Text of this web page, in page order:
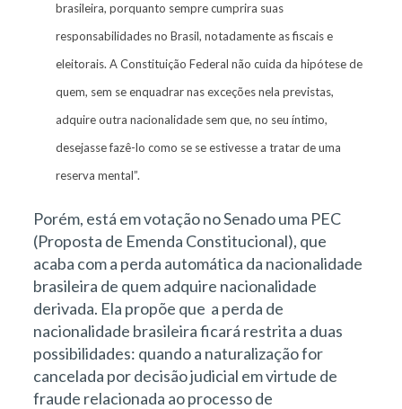
brasileira, porquanto sempre cumprira suas
responsabilidades no Brasil, notadamente as fiscais e
eleitorais. A Constituição Federal não cuida da hipótese de
quem, sem se enquadrar nas exceções nela previstas,
adquire outra nacionalidade sem que, no seu íntimo,
desejasse fazê-lo como se se estivesse a tratar de uma
reserva mental”.
Porém, está em votação no Senado uma PEC
(Proposta de Emenda Constitucional), que
acaba com a perda automática da nacionalidade
brasileira de quem adquire nacionalidade
derivada. Ela propõe que a perda de
nacionalidade brasileira ficará restrita a duas
possibilidades: quando a naturalização for
cancelada por decisão judicial em virtude de
fraude relacionada ao processo de